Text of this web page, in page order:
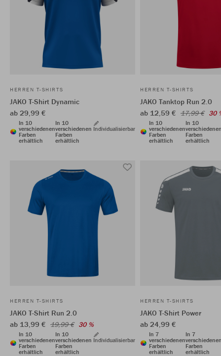
HERREN T-SHIRTS
JAKO T-Shirt Dynamic
ab 29,99 €
In 10
verschiedenen
Farben
erhältlich
In 10
verschiedenen
Farben
erhältlich
Individualisierbar
HERREN T-SHIRTS
JAKO Tanktop Run 2.0
ab 12,59 € 17,99 € 30
In 10
verschiedenen
Farben
erhältlich
In 10
Farben
erhältlich
HERREN T-SHIRTS
JAKO T-Shirt Run 2.0
ab 13,99 € 19,99 € 30 %
In 10
verschiedenen
Farben
erhältlich
In 10
verschiedenen
Farben
erhältlich
Individualisierbar
HERREN T-SHIRTS
JAKO T-Shirt Power
ab 24,99 €
In 7
verschiedenen
Farben
erhältlich
In 7
Farben
erhältlich